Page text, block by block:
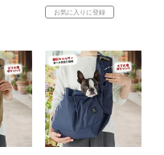
お気に入りに登録